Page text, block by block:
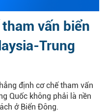
vấn biển
Trung
định cơ chế tham vấn
Quốc không phải là nền
ở Biển Đông.